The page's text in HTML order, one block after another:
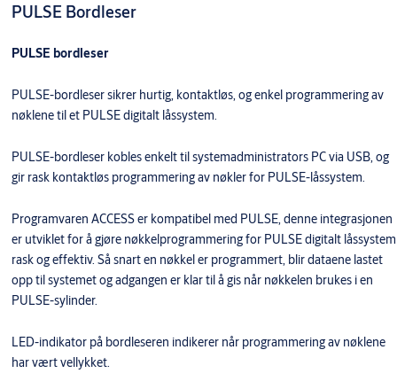
PULSE Bordleser
PULSE bordleser
PULSE-bordleser sikrer hurtig, kontaktløs, og enkel programmering av
nøklene til et PULSE digitalt låssystem.
PULSE-bordleser kobles enkelt til systemadministrators PC via USB, og
gir rask kontaktløs programmering av nøkler for PULSE-låssystem.
Programvaren ACCESS er kompatibel med PULSE, denne integrasjonen
er utviklet for å gjøre nøkkelprogrammering for PULSE digitalt låssystem
rask og effektiv. Så snart en nøkkel er programmert, blir dataene lastet
opp til systemet og adgangen er klar til å gis når nøkkelen brukes i en
PULSE-sylinder.
LED-indikator på bordleseren indikerer når programmering av nøklene
har vært vellykket.